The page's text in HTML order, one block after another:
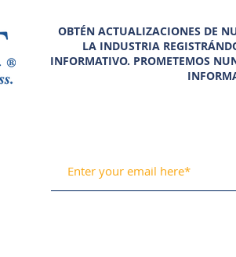
OBTÉN ACTUALIZACIONES DE
LA INDUSTRIA
INFORMATIVO. PROMETEMOS